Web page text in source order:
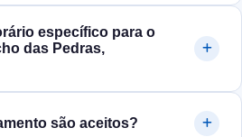
específico para o
das Pedras,
são aceitos?